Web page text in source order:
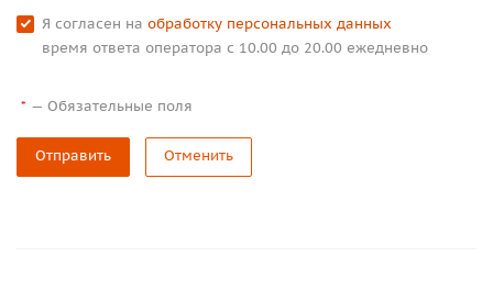
Я согласен на обработку персональных данных
время ответа оператора с 10.00 до 20.00 ежедневно
* — Обязательные поля
Отправить Отменить